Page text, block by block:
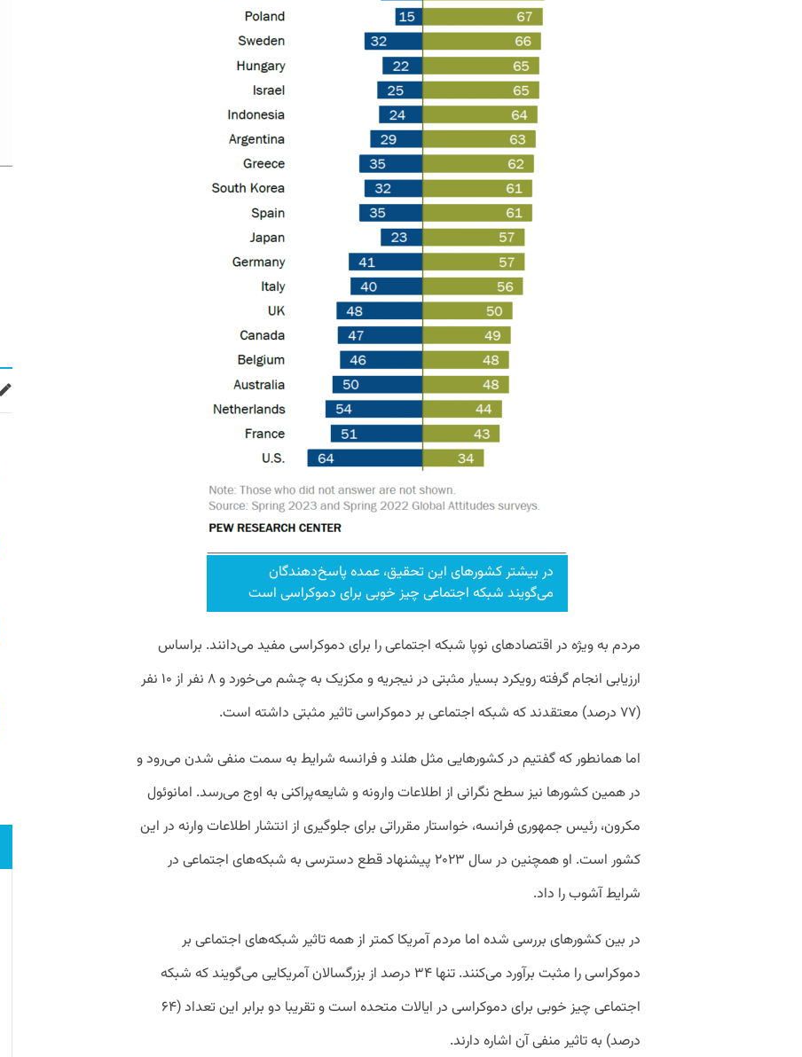
در بیشتر کشور‌های این تحقیق، عمده پاسخ‌دهندگان
می‌گویند شبکه اجتماعی چیز خوبی برای دموکراسی است
مردم به ویژه در اقتصاد‌های نوپا شبکه اجتماعی را برای دموکراسی مفید می‌دانند. براساس
ارزیابی انجام گرفته رویکرد بسیار مثبتی در نیجریه و مکزیک به چشم می‌خورد و ۸ نفر از ۱۰ نفر
(۷۷ درصد) معتقدند که شبکه اجتماعی بر دموکراسی تاثیر مثبتی داشته است.
اما همانطور که گفتیم در کشور‌هایی مثل هلند و فرانسه شرایط به سمت منفی شدن می‌رود و
در همین کشور‌ها نیز سطح نگرانی از اطلاعات وارونه و شایعه‌پراکنی به اوج می‌رسد. امانوئول
مکرون، رئیس جمهوری فرانسه، خواستار مقرراتی برای جلوگیری از انتشار اطلاعات وارنه در این
کشور است. او همچنین در سال ۲۰۲۳ پیشنهاد قطع دسترسی به شبکه‌های اجتماعی در
شرایط آشوب را داد.
در بین کشور‌های بررسی شده اما مردم آمریکا کمتر از همه تاثیر شبکه‌های اجتماعی بر
دموکراسی را مثبت برآورد می‌کنند. تنها ۳۴ درصد از بزرگسالان آمریکایی می‌گویند که شبکه
اجتماعی چیز خوبی برای دموکراسی در ایالات متحده است و تقریبا دو برابر این تعداد (۶۴
درصد) به تاثیر منفی آن اشاره دارند.